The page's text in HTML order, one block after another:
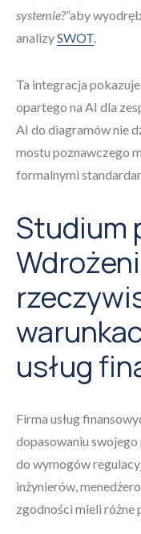
systemie?”aby
analizySWOT.
Ta integracja
opartego na AI dla
AI do diagramów nie
mostu poznawczego
formalnymi
Studium
usług
Firma usług
dopasowaniu
do wymogów
inżynierów,
zgodności mieli różne